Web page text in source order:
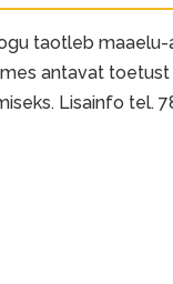
taotleb maaelu-
antavat toetust
Lisainfo tel.